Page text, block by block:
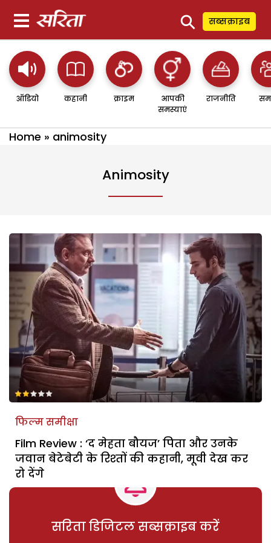
⚲ सब्सक्राइब
ऑडियो कहानी क्राइम
आपकी
समस्याएं
राजनीति
Home » animosity
Animosity
फिल्म समीक्षा
Film Review : ‘द मेहता बौयज’ पिता और उनके
जवान बेटेबेटी के रिश्‍तों की कहानी, मूवी देख कर
रो देंगे
सरिता डिजिटल सब्सक्राइब करें